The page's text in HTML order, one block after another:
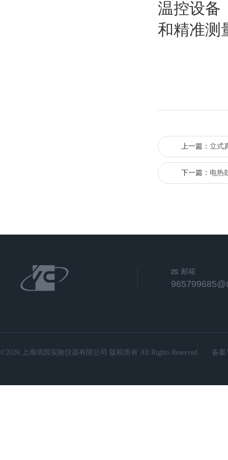
温控设备
和精准测
上一篇： 立式
下一篇： 电热
邮箱
©2026 上海培因实验仪器有限公司 版权所有 All Rights Reserved. 备案